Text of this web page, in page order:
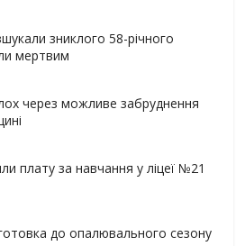
зниклого 58-річного
мертвим
через можливе забруднення
плату за навчання у ліцеї №21
до опалювального сезону